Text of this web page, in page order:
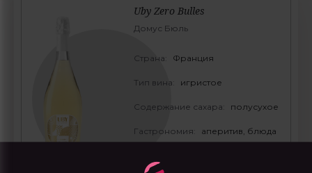
Uby Zero Bulles
Домус Бюль
Страна: Франция
Тип вина: игристое
Содержание сахара: полусухое
Гастрономия: аперитив, блюда